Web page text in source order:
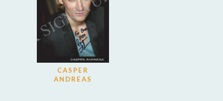
CASPER
ANDREAS